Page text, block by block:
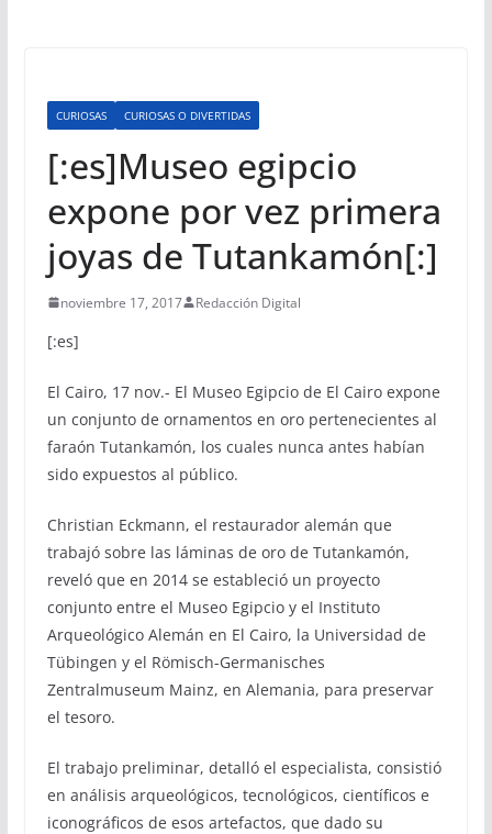
CURIOSAS CURIOSAS O DIVERTIDAS
[:es]Museo egipcio
expone por vez primera
joyas de Tutankamón[:]
noviembre 17, 2017 Redacción Digital
[:es]
El Cairo, 17 nov.- El Museo Egipcio de El Cairo expone
un conjunto de ornamentos en oro pertenecientes al
faraón Tutankamón, los cuales nunca antes habían
sido expuestos al público.
Christian Eckmann, el restaurador alemán que
trabajó sobre las láminas de oro de Tutankamón,
reveló que en 2014 se estableció un proyecto
conjunto entre el Museo Egipcio y el Instituto
Arqueológico Alemán en El Cairo, la Universidad de
Tübingen y el Römisch-Germanisches
Zentralmuseum Mainz, en Alemania, para preservar
el tesoro.
El trabajo preliminar, detalló el especialista, consistió
en análisis arqueológicos, tecnológicos, científicos e
iconográficos de esos artefactos, que dado su